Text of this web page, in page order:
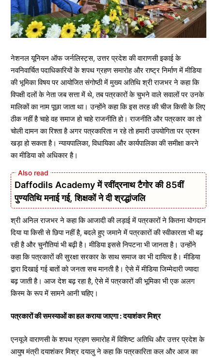
नेशनल यूनियन ऑफ जर्नलिस्ट्स, उत्तर प्रदेश की वाराणसी इकाई के
नवनिवार्चित पदाधिकारियों के शपथ ग्रहण समारोह और राष्ट्र निर्माण में मीडिया
की भूमिका विषय पर आयोजित संगोष्ठी में मुख्य अतिथि श्री राजभर ने कहा कि
विपक्षी दलों के नेता जब सत्ता में थे, तब पत्रकारों के चुभने वाले सवालों पर उनके
मालिकों का नाम पूछा जाता था। उन्होंने कहा कि इस तरह की चीज किसी के लिए
ठीक नहीं है चाहे वह समाज हो चाहे राजनीति हो। राजनीति और पत्रकार का तो
चोली दामन का रिश्ता है अगर पत्रकारिता न रहे तो हमारी उपयोगिता पर प्रश्न
खड़ा हो सकता है। न्यायपालिका, विधायिका और कार्यपालिका की समीक्षा करने
का मीडिया को अधिकार है।
Daffodils Academy में रवींद्रनाथ टैगोर की 85वीं
पुण्यतिथि मनाई गई, शिक्षकों ने दी श्रद्धांजलि
श्री अनिल राजभर ने कहा कि आजादी की लड़ाई में पत्रकारों ने कितना योगदान
दिया या किसी से छिपा नहीं है, बदले हुए जमाने में पत्रकारों की स्वीकारता भी बढ़
रही है और चुनौतियां भी बढ़ी है। मीडिया इससे निपटना भी जानता है। उन्होंने
कहा कि पत्रकारों की सुरक्षा सरकार के साथ समाज का भी दायित्व है। मीडिया
द्वारा दिखाई गई बातों को जनता सच मानती है। ऐसे में मीडिया जिम्मेदारी ज्यादा
बढ़ जाती है। आज देश बढ़ रहा है, ऐसे में पत्रकारों की भूमिका भी एक अलग
किस्म के रूप में सामने आनी चहिए।
पत्रकारों की समस्याओं का हल कराया जाएगा : दयाशंकर मिश्र
एनयूजे वाराणसी के शपथ ग्रहण समारोह में विशिष्ट अतिथि और उत्तर प्रदेश के
आयुष मंत्री दयाशंकर मिश्र दयालु ने कहा कि पत्रकारिता कल और आज का